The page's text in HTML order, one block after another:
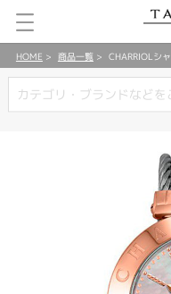
HOME 商品一覧 CHARRIOLシ